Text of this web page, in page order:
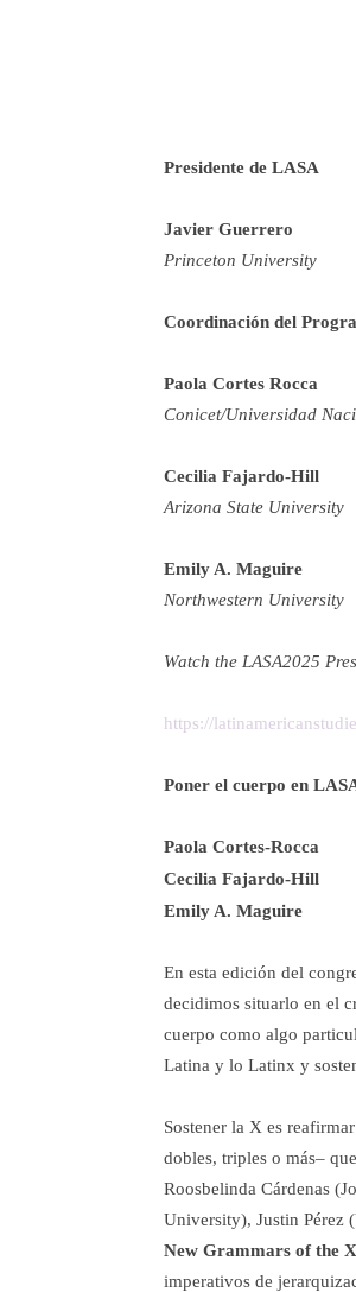
Presidente de LASA
Javier Guerrero
Princeton University
Coordinación del
Paola Cortes Rocca
Conicet/Universidad
Cecilia Fajardo-Hill
Arizona State University
Emily A. Maguire
Northwestern University
Watch the LASA2025
https://
Poner el cuerpo en
Paola Cortes-Rocca
Cecilia Fajardo-Hill
Emily A. Maguire
En esta edición del
decidimos situarlo en el
cuerpo como algo
Latina y lo Latinx y
Sostener la X es
dobles, triples o más–
Roosbelinda Cárdenas
University), Justin Pérez
New Grammars of the
imperativos de